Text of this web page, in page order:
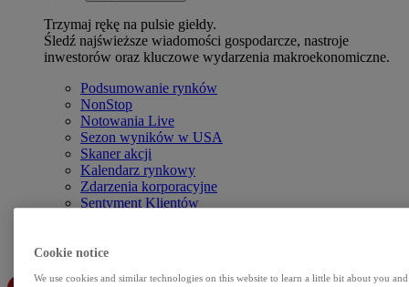
Trzymaj rękę na pulsie giełdy.
Śledź najświeższe wiadomości gospodarcze, nastroje
inwestorów oraz kluczowe wydarzenia makroekonomiczne.
Podsumowanie rynków
NonStop
Notowania Live
Sezon wyników w USA
Skaner akcji
Kalendarz rynkowy
Zdarzenia korporacyjne
Sentyment Klientów
Kontakt
Cookie notice
We use cookies and similar technologies on this website to learn a little bit about you